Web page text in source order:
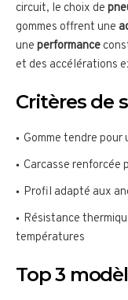
circuit, le choix de
gommes offrent une
une performance
et des accélérations
Critères de
Gomme tendre pour
Carcasse renforcée
Profil adapté aux
Résistance
températures
Top 3